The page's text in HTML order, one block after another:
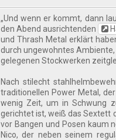
„Und wenn er kommt, dann
den Abend ausrichtenden
und Thrash Metal erklärt
durch ungewohntes
gelegenen Stockwerken
Nach stilecht
traditionellen Power Metal,
wenig Zeit, um in Schwung
gerichtet ist, weiß das Sextett
vor Bangen und Posen kaum
Nico, der neben seinem